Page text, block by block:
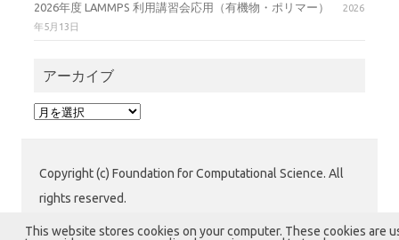
2026年度 LAMMPS 利用講習会応用（有機物・ポリマー）
2026
年5月13日
アーカイブ
ア
ブ
Copyright (c) Foundation for Computational Science. All
rights reserved.
公益財団法人 計算科学振興財団 (FOCUS) 運用グループ
This website stores cookies on your computer. These cookies are